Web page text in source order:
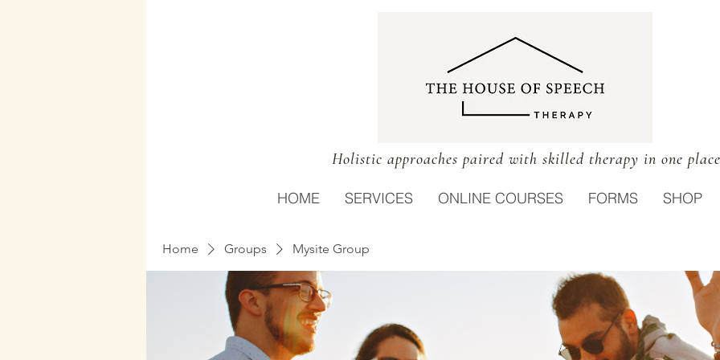
Holistic approaches paired with skilled therapy in one
HOME SERVICES ONLINE COURSES FORMS SHOP
Home Groups Mysite Group